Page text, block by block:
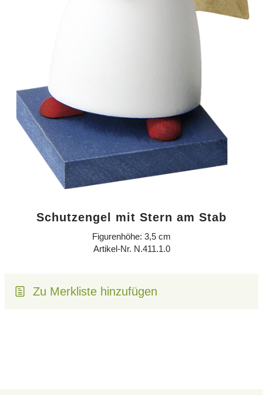
Schutzengel mit Stern am Stab
Figurenhöhe: 3,5 cm
Artikel-Nr. N.411.1.0
Zu Merkliste hinzufügen